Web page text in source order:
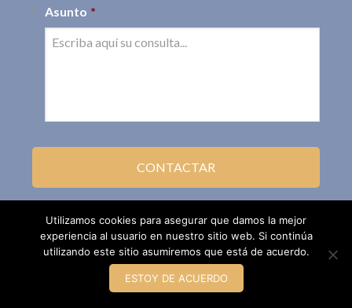
Asunto *
Leyfacil.com · Todos los derechos reservados ©2002 - 2016
Utilizamos cookies para asegurar que damos la mejor
experiencia al usuario en nuestro sitio web. Si continúa
utilizando este sitio asumiremos que está de acuerdo.
ESTOY DE ACUERDO